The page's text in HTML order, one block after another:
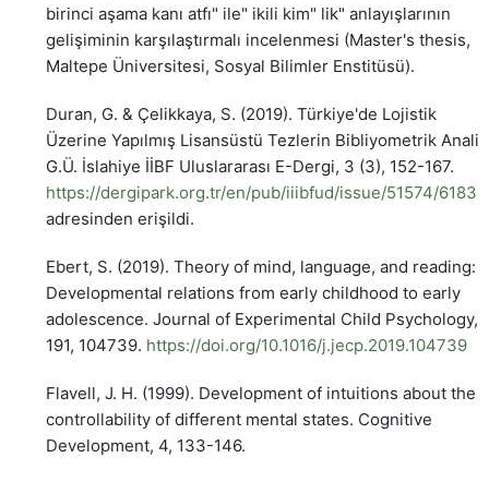
birinci aşama kanı atfı" ile" ikili kim" lik" anlayışlarının
gelişiminin karşılaştırmalı incelenmesi (Master's thesis,
Maltepe Üniversitesi, Sosyal Bilimler Enstitüsü).
Duran, G. & Çelikkaya, S. (2019). Türkiye'de Lojistik
Üzerine Yapılmış Lisansüstü Tezlerin Bibliyometrik
G.Ü. İslahiye İİBF Uluslararası E-Dergi, 3 (3), 152-167.
https://dergipark.org.tr/en/pub/iiibfud/issue/51574/
adresinden erişildi.
Ebert, S. (2019). Theory of mind, language, and reading:
Developmental relations from early childhood to early
adolescence. Journal of Experimental Child Psychology,
191, 104739. https://doi.org/10.1016/j.jecp.2019.104739
Flavell, J. H. (1999). Development of intuitions about the
controllability of different mental states. Cognitive
Development, 4, 133-146.